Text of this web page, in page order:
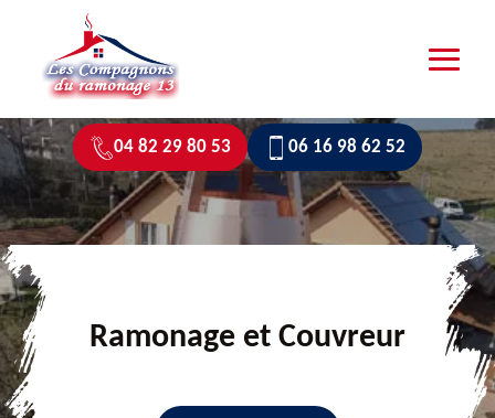
04 82 29 80 53 06 16 98 62 52
Ramonage et Couvreur